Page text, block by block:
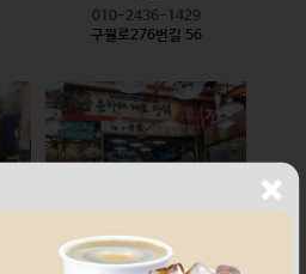
010-2436-1429
구월로276번길 56
윤하네건어물